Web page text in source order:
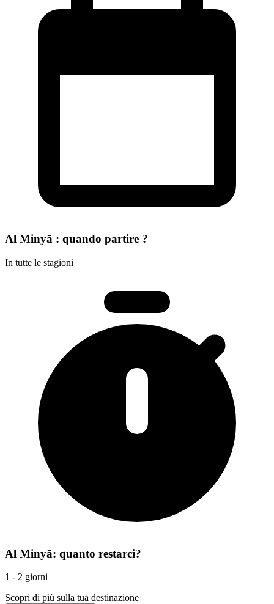
Al Minyā : quando partire ?
In tutte le stagioni
Al Minyā: quanto restarci?
1 - 2 giorni
Scopri di più sulla tua destinazione